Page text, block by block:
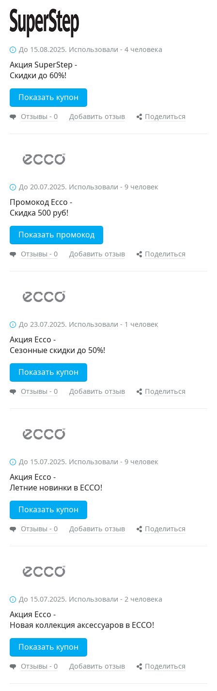
До 15.08.2025. Использовали - 4 человека
Акция SuperStep -
Скидки до 60%!
Показать купон
Отзывы - 0 Добавить отзыв Поделиться
До 20.07.2025. Использовали - 9 человек
Промокод Ecco -
Скидка 500 руб!
Показать промокод
Отзывы - 0 Добавить отзыв Поделиться
До 23.07.2025. Использовали - 1 человек
Акция Ecco -
Сезонные скидки до 50%!
Показать купон
Отзывы - 0 Добавить отзыв Поделиться
До 15.07.2025. Использовали - 9 человек
Акция Ecco -
Летние новинки в ECCO!
Показать купон
Отзывы - 0 Добавить отзыв Поделиться
До 15.07.2025. Использовали - 2 человека
Акция Ecco -
Новая коллекция аксессуаров в ECCO!
Показать купон
Отзывы - 0 Добавить отзыв Поделиться